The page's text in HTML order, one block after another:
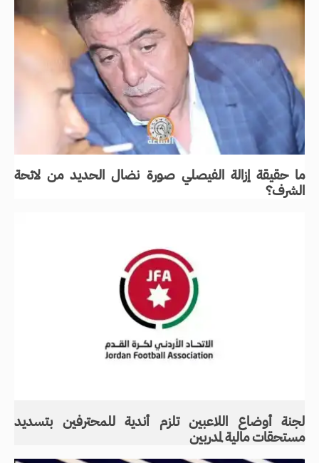
ما حقيقة إزالة الفيصلي صورة نضال الحديد من لائحة
الشرف؟
لجنة أوضاع اللاعبين تلزم أندية للمحترفين بتسديد
مستحقات مالية لمدربين